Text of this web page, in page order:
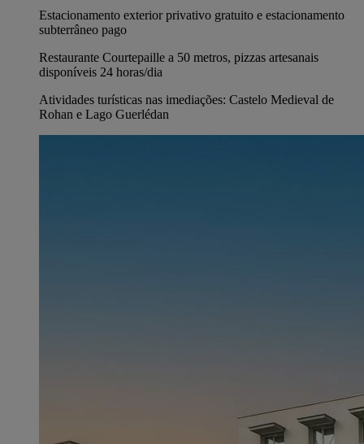
Estacionamento exterior privativo gratuito e estacionamento
subterrâneo pago
Restaurante Courtepaille a 50 metros, pizzas artesanais
disponíveis 24 horas/dia
Atividades turísticas nas imediações: Castelo Medieval de
Rohan e Lago Guerlédan